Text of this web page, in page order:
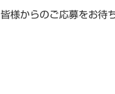
皆様からのご応募をお待